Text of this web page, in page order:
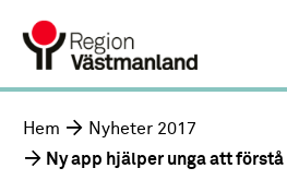
Hem
Nyheter 2017
Ny app hjälper unga att